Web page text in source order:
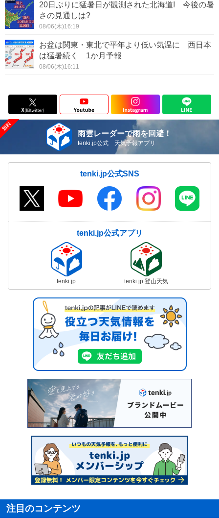
20日ぶりに猛暑日が観測された北海道! 今後の暑
さの見通しは?
08/06(木)16:19
お盆は関東・東北で平年より低い気温に 西日本
は猛暑続く 1か月予報
08/06(木)16:11
雨雲レーダーで雨を回避！
tenki.jp公式 天気予報アプリ
tenki.jp公式SNS
tenki.jp公式アプリ
tenki.jp tenki.jp 登山天気
注目のコンテンツ